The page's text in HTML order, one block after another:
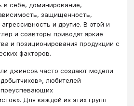
в себе, доминирование,
защи­щенность,
и другие. В этой и
и соавторы приводят яркие
и позиционирова­ния продукции с
факторов.
джинсов часто создают модели
любителей
пре­успевающих
Для каждой из этих групп